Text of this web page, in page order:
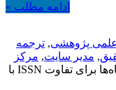
ادامه مطلب »
علمی پژوهشی, ترجمه
, مدیر سایت, مركز
برای تفاوت ISSN با